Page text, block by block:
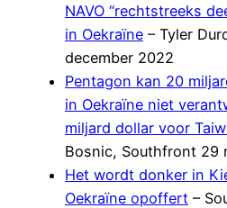
NAVO “rechtstreeks
in Oekraïne – Tyler
december 2022
Pentagon kan 20
in Oekraïne niet
miljard dollar voor
Bosnic, Southfront 29
Het wordt donker in
Oekraïne opoffert –